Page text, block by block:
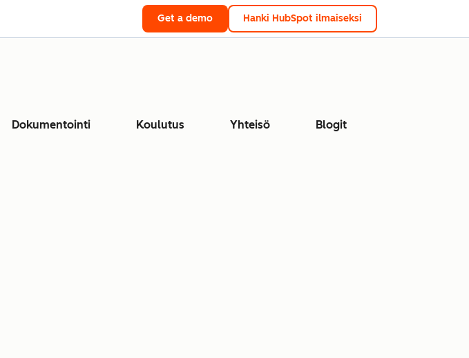
Get a demo Hanki HubSpot ilmaiseksi
Dokumentointi Koulutus Yhteisö Blogit